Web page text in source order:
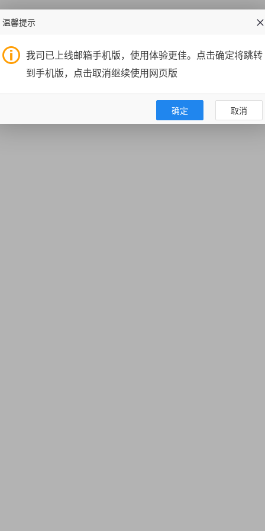
温馨提示
我司已上线邮箱手机版，使用体验更佳。点击确定将跳转
到手机版，点击取消继续使用网页版
确定 取消